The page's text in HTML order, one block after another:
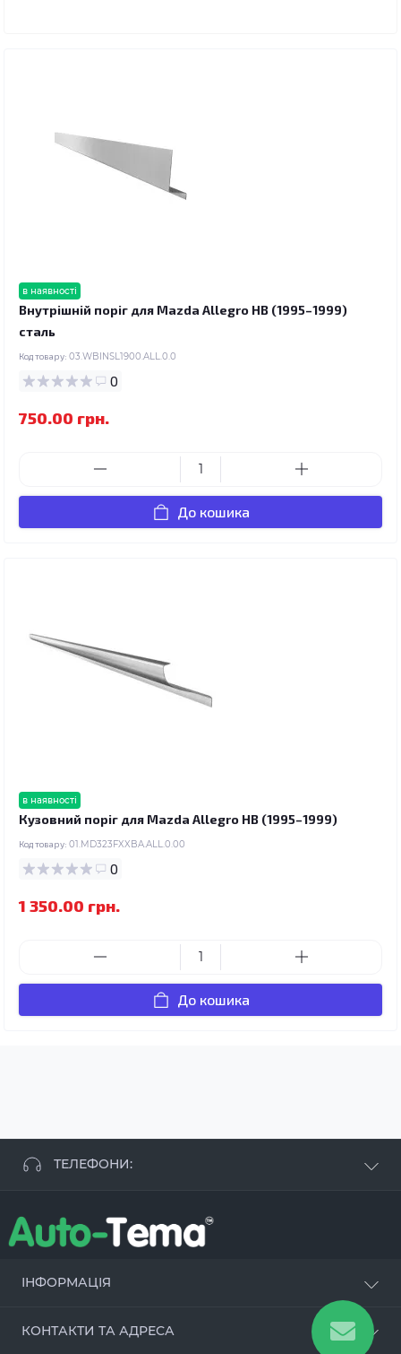
в наявності
Внутрішній поріг для Mazda Allegro HB (1995–1999)
сталь
Код товару: 03.WBINSL1900.ALL.0.0
0
750.00 грн.
До кошика
в наявності
Кузовний поріг для Mazda Allegro HB (1995–1999)
Код товару: 01.MD323FXXBA.ALL.0.00
0
1 350.00 грн.
До кошика
ТЕЛЕФОНИ:
+38 096 250 84 38
+38 099 657 61 50
ІНФОРМАЦІЯ
КОНТАКТИ ТА АДРЕСА